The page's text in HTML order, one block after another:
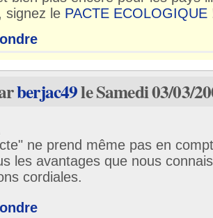
signez le PACTE ECOLOGIQUE
berjac49le Samedi 03/03/
ne prend même pas en
les avantages que nous
cordiales.